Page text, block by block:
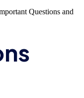
Questions and